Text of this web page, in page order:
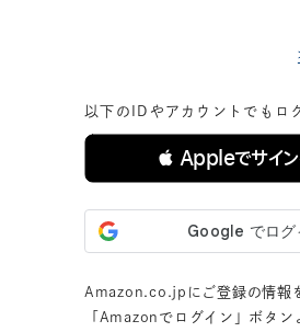
以下のIDやアカウントでもロ
 Appleでサイン
Amazon.co.jpにご登録の情報
「Amazonでログイン」ボタン